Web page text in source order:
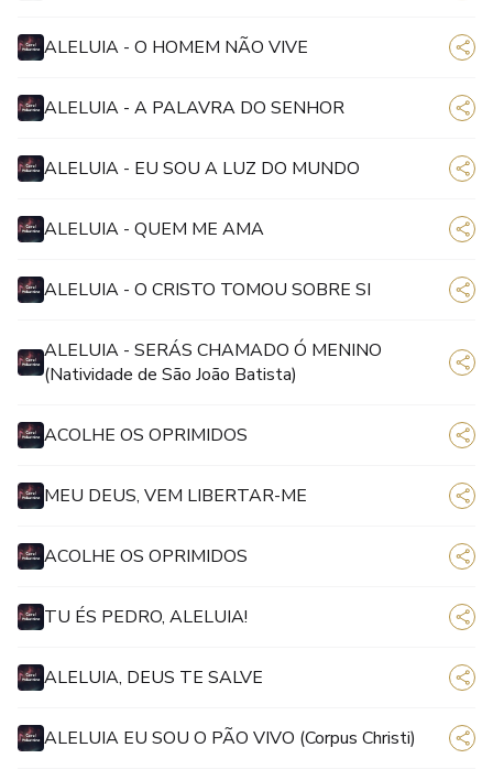
ALELUIA - O HOMEM NÃO VIVE
ALELUIA - A PALAVRA DO SENHOR
ALELUIA - EU SOU A LUZ DO MUNDO
ALELUIA - QUEM ME AMA
ALELUIA - O CRISTO TOMOU SOBRE SI
ALELUIA - SERÁS CHAMADO Ó MENINO
(Natividade de São João Batista)
ACOLHE OS OPRIMIDOS
MEU DEUS, VEM LIBERTAR-ME
ACOLHE OS OPRIMIDOS
TU ÉS PEDRO, ALELUIA!
ALELUIA, DEUS TE SALVE
ALELUIA EU SOU O PÃO VIVO (Corpus Christi)